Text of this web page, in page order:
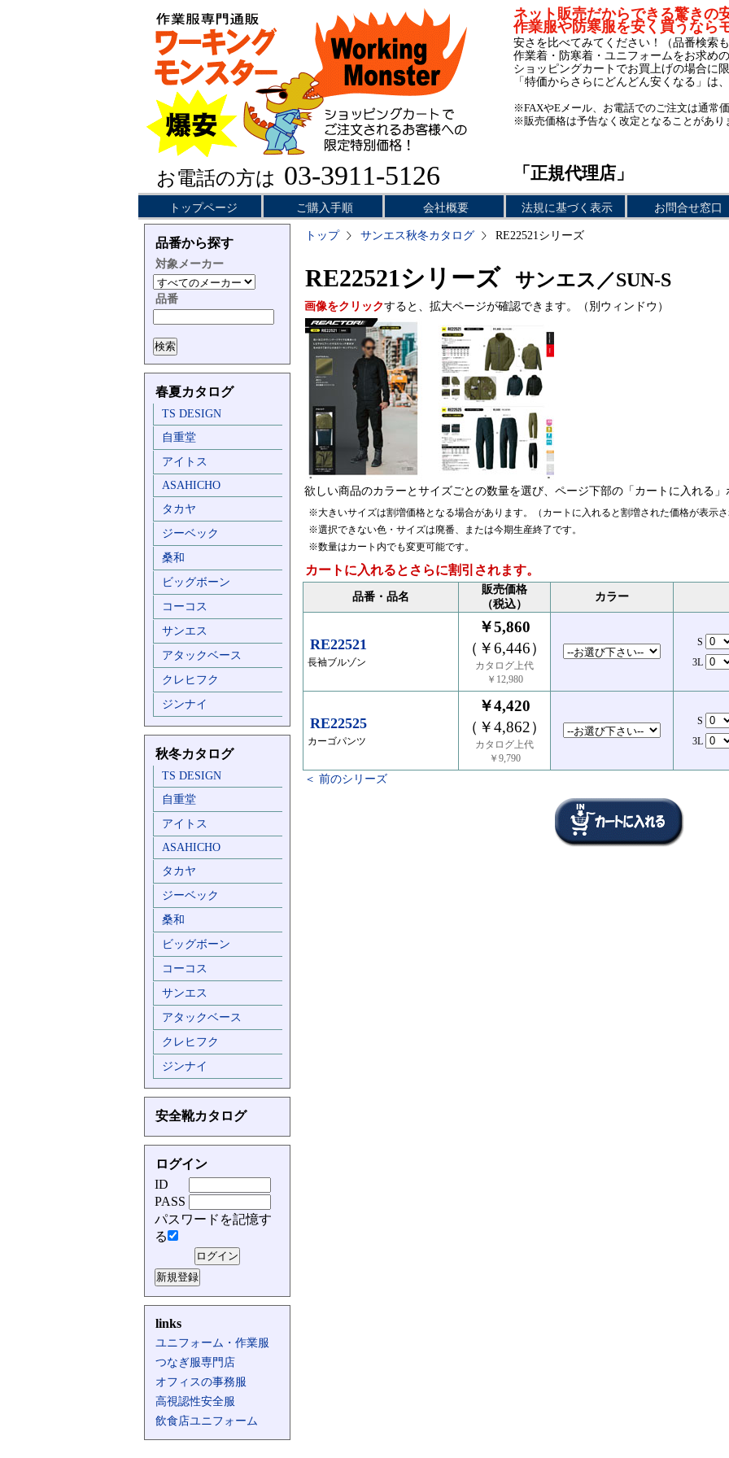
お電話の方は 03-3911-5126
ネット販売だからできる驚きの
作業服や防寒服を安く買うなら
安さを比べてみてください！（品番検索も
作業着・防寒着・ユニフォームをお求めの
ショッピングカートでお買上げの場合に
「特価からさらにどんどん安くなる」は
※FAXやEメール、お電話でのご注文は通常価
※販売価格は予告なく改定となることがあり
「正規代理店」
トップページ ご購入手順 会社概要 法規に基づく表示 お問合せ窓口
品番から探す
対象メーカー
品番
春夏カタログ
TS DESIGN
自重堂
アイトス
ASAHICHO
タカヤ
ジーベック
桑和
ビッグボーン
コーコス
サンエス
アタックベース
クレヒフク
ジンナイ
秋冬カタログ
TS DESIGN
自重堂
アイトス
ASAHICHO
タカヤ
ジーベック
桑和
ビッグボーン
コーコス
サンエス
アタックベース
クレヒフク
ジンナイ
安全靴カタログ
ログイン
ID
PASS
パスワードを記憶す
る
links
ユニフォーム・作業服
つなぎ服専門店
オフィスの事務服
高視認性安全服
飲食店ユニフォーム
トップ サンエス秋冬カタログ RE22521シリーズ
RE22521シリーズ サンエス／SUN-S
画像をクリックすると、拡大ページが確認できます。（別ウィンドウ）
欲しい商品のカラーとサイズごとの数量を選び、ページ下部の「カートに入れる」
※大きいサイズは割増価格となる場合があります。（カートに入れると割増された価格が表示さ
※選択できない色・サイズは廃番、または今期生産終了です。
※数量はカート内でも変更可能です。
カートに入れるとさらに割引されます。
品番・品名
販売価格
（税込）
カラー
RE22521
長袖ブルゾン
￥5,860
（￥6,446）
カタログ上代
￥12,980
S
3L
RE22525
カーゴパンツ
￥4,420
（￥4,862）
カタログ上代
￥9,790
S
3L
＜ 前のシリーズ